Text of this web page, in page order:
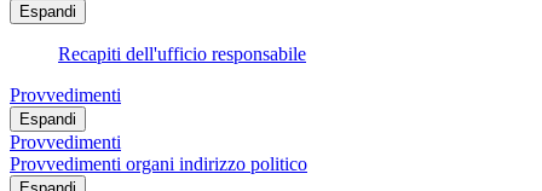
Espandi
Recapiti dell'ufficio responsabile
Provvedimenti
Espandi
Provvedimenti
Provvedimenti organi indirizzo politico